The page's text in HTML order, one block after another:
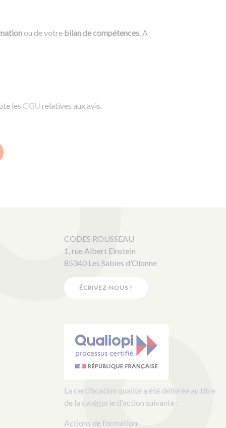
ou de votre bilan de compétences. A
les CGUrelatives aux avis.
CODES ROUSSEAU
1, rue Albert Einstein
85340 Les Sables d’Olonne
ÉCRIVEZ-NOUS !
La certification qualité a été délivrée au titre
de la catégorie d'action suivante :
Actions de formation